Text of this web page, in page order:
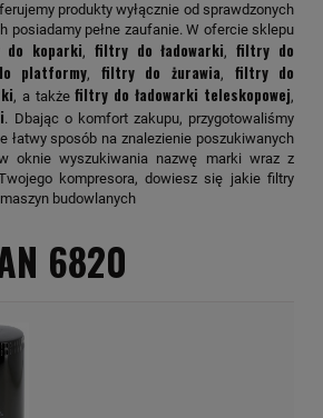
produkty wyłącznie od sprawdzonych
posiadamy pełne zaufanie. W ofercie sklepu
koparki, filtry do ładowarki,filtry do
platformy, filtry do żurawia, filtry do
, a takżefiltry do ładowarki teleskopowej,
. Dbając o komfort zakupu, przygotowaliśmy
łatwy sposób na znalezienie poszukiwanych
oknie wyszukiwania nazwę marki wraz z
kompresora, dowiesz się jakie filtry
budowlanych
6820